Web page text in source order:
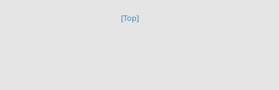
[Top]